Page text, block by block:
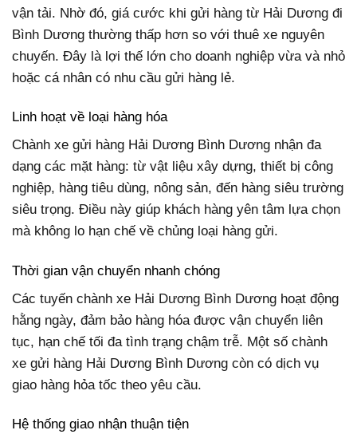
vận tải. Nhờ đó, giá cước khi gửi hàng từ Hải Dương đi
Bình Dương thường thấp hơn so với thuê xe nguyên
chuyến. Đây là lợi thế lớn cho doanh nghiệp vừa và nhỏ
hoặc cá nhân có nhu cầu gửi hàng lẻ.
Linh hoạt về loại hàng hóa
Chành xe gửi hàng Hải Dương Bình Dương nhận đa
dạng các mặt hàng: từ vật liệu xây dựng, thiết bị công
nghiệp, hàng tiêu dùng, nông sản, đến hàng siêu trường
siêu trọng. Điều này giúp khách hàng yên tâm lựa chọn
mà không lo hạn chế về chủng loại hàng gửi.
Thời gian vận chuyển nhanh chóng
Các tuyến chành xe Hải Dương Bình Dương hoạt động
hằng ngày, đảm bảo hàng hóa được vận chuyển liên
tục, hạn chế tối đa tình trạng chậm trễ. Một số chành
xe gửi hàng Hải Dương Bình Dương còn có dịch vụ
giao hàng hỏa tốc theo yêu cầu.
Hệ thống giao nhận thuận tiện